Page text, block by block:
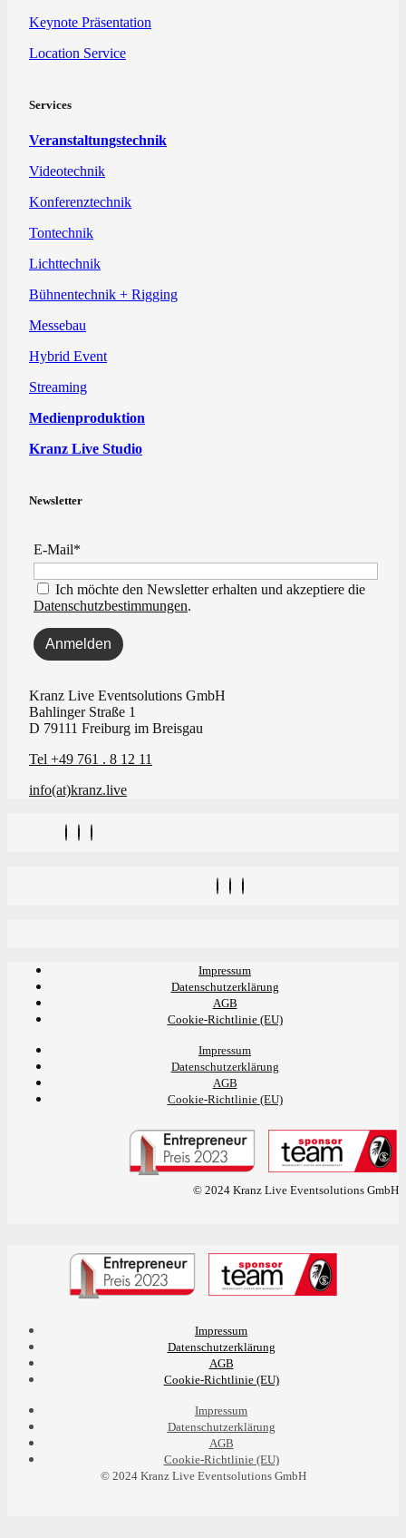
Keynote Präsentation
Location Service
Services
Veranstaltungstechnik
Videotechnik
Konferenztechnik
Tontechnik
Lichttechnik
Bühnentechnik + Rigging
Messebau
Hybrid Event
Streaming
Medienproduktion
Kranz Live Studio
Newsletter
E-Mail*
Ich möchte den Newsletter erhalten und akzeptiere die
Datenschutzbestimmungen.
Kranz Live Eventsolutions GmbH
Bahlinger Straße 1
D 79111 Freiburg im Breisgau
Tel +49 761 . 8 12 11
info(at)kranz.live
Impressum
Datenschutzerklärung
AGB
Cookie-Richtlinie (EU)
Impressum
Datenschutzerklärung
AGB
Cookie-Richtlinie (EU)
© 2024 Kranz Live Eventsolutions GmbH
Impressum
Datenschutzerklärung
AGB
Cookie-Richtlinie (EU)
Impressum
Datenschutzerklärung
AGB
Cookie-Richtlinie (EU)
© 2024 Kranz Live Eventsolutions GmbH